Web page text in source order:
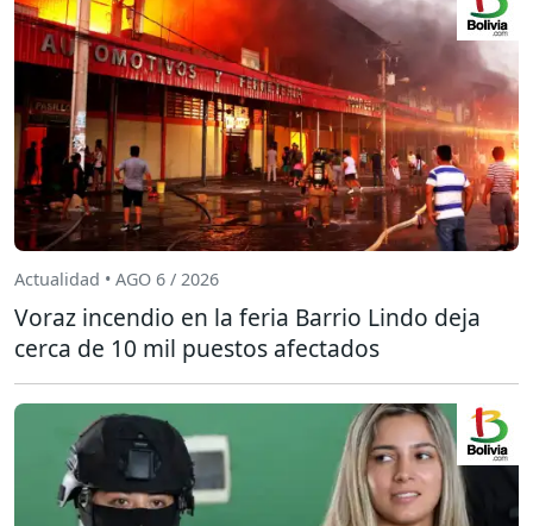
Actualidad • AGO 6 / 2026
Voraz incendio en la feria Barrio Lindo deja
cerca de 10 mil puestos afectados